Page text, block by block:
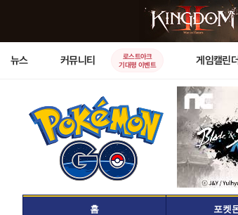
뉴스 커뮤니티
로스트아크
기대평 이벤트
게임캘린더
홈 포켓